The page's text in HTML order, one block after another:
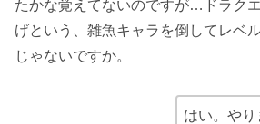
たかな覚えてないのですが…ドラク
げという、雑魚キャラを倒してレベ
じゃないですか。
はい。やり